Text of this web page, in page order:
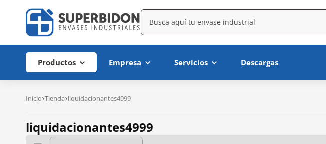
Productos Empresa Servicios Descargas
Inicio Tienda liquidacionantes4999
liquidacionantes4999